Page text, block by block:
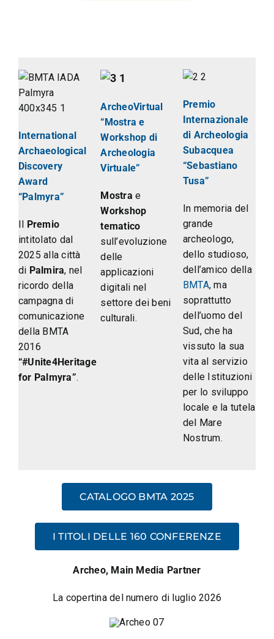
International
Archaeological
Discovery
Award
“Palmyra”
Il Premio
intitolato dal
2025 alla città
di Palmira, nel
ricordo della
campagna di
comunicazione
della BMTA
2016
“#Unite4Heritage
for Palmyra”.
ArcheoVirtual
“Mostra e
Workshop di
Archeologia
Virtuale”
Mostra e
Workshop
tematico
sull’evoluzione
delle
applicazioni
digitali nel
settore dei beni
culturali.
Premio
Internazionale
di Archeologia
Subacquea
“Sebastiano
Tusa”
In memoria del
grande
archeologo,
dello studioso,
dell’amico della
BMTA, ma
soprattutto
dell’uomo del
Sud, che ha
vissuto la sua
vita al servizio
delle Istituzioni
per lo sviluppo
locale e la tutela
del Mare
Nostrum.
CATALOGO BMTA 2025
I TITOLI DELLE 160 CONFERENZE
Archeo, Main Media Partner
La copertina del numero di luglio 2026